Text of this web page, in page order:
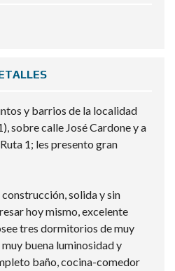
y barrios de la localidad
sobre calle José Cardone y a
1; les presento gran
solida y sin
hoy mismo, excelente
tres dormitorios de muy
buena luminosidad y
baño, cocina-comedor